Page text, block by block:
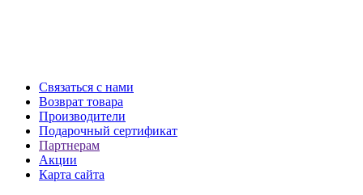
Связаться с нами
Возврат товара
Производители
Подарочный сертификат
Партнерам
Акции
Карта сайта